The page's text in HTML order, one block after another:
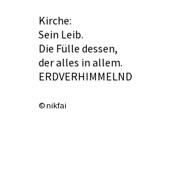
Kirche:
Sein Leib.
Die Fülle dessen,
der alles in allem.
ERDVERHIMMELND
© nikfai